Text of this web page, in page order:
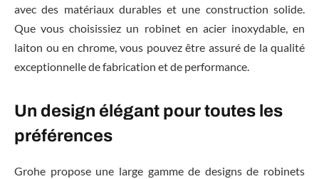
avec des matériaux durables et une construction solide.
Que vous choisissiez un robinet en acier inoxydable, en
laiton ou en chrome, vous pouvez être assuré de la qualité
exceptionnelle de fabrication et de performance.
Un design élégant pour toutes les
préférences
Grohe propose une large gamme de designs de robinets